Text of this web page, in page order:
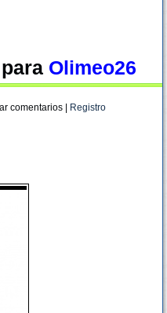
Olimeo26
comentarios | Registro